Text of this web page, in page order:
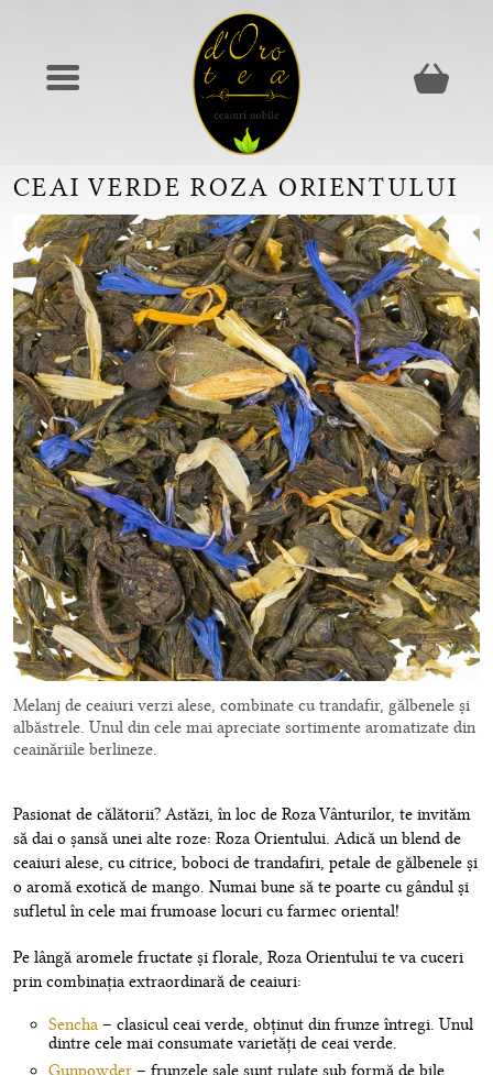
CEAI VERDE ROZA ORIENTULUI
Melanj de ceaiuri verzi alese, combinate cu trandafir, gălbenele și
albăstrele. Unul din cele mai apreciate sortimente aromatizate din
ceainăriile berlineze.
Pasionat de călătorii? Astăzi, în loc de Roza Vânturilor, te invităm
să dai o șansă unei alte roze: Roza Orientului. Adică un blend de
ceaiuri alese, cu citrice, boboci de trandafiri, petale de gălbenele și
o aromă exotică de mango. Numai bune să te poarte cu gândul și
sufletul în cele mai frumoase locuri cu farmec oriental!
Pe lângă aromele fructate și florale, Roza Orientului te va cuceri
prin combinația extraordinară de ceaiuri:
Sencha – clasicul ceai verde, obținut din frunze întregi. Unul
dintre cele mai consumate varietăți de ceai verde.
Gunpowder – frunzele sale sunt rulate sub formă de bile